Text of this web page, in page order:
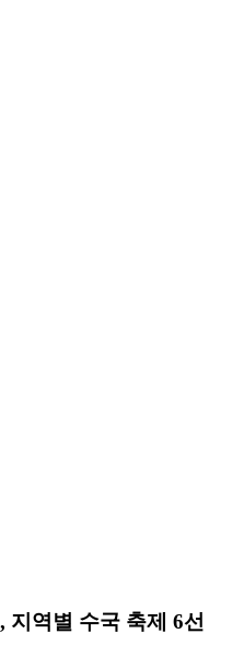
지역별 수국 축제 6선